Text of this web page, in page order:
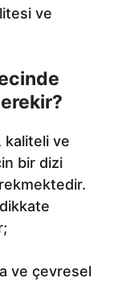
ve
kaliteli ve
bir dizi
ve çevresel